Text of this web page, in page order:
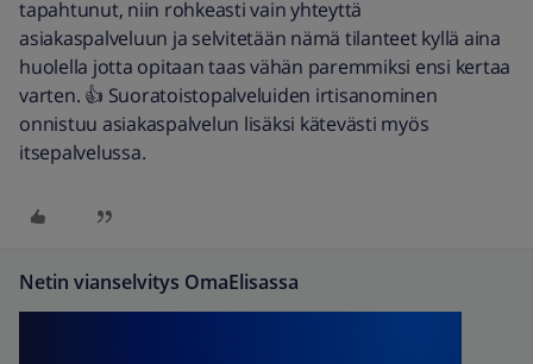
tapahtunut, niin rohkeasti vain yhteyttä
asiakaspalveluun ja selvitetään nämä tilanteet kyllä aina
huolella jotta opitaan taas vähän paremmiksi ensi kertaa
varten. 👍 Suoratoistopalveluiden irtisanominen
onnistuu asiakaspalvelun lisäksi kätevästi myös
itsepalvelussa.
Netin vianselvitys OmaElisassa